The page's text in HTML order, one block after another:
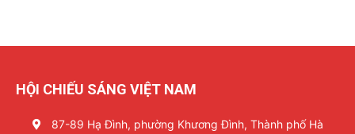
HỘI CHIẾU SÁNG VIỆT NAM
87-89 Hạ Đình, phường Khương Đình, Thành phố Hà